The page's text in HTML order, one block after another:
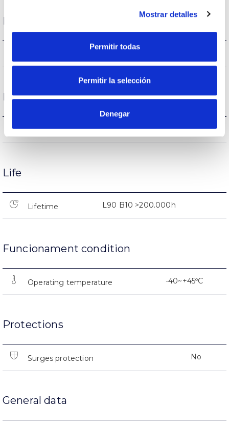
Mostrar detalles
Permitir todas
Permitir la selección
Denegar
Housing and Finish
Performance
Flux (lm) 8.756lm
Life
Lifetime L90 B10 >200.000h
Funcionament condition
Operating temperature -40~+45ºC
Protections
Surges protection No
General data